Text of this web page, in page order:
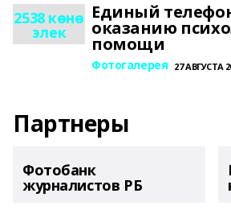
2538 көнө
элек
Единый
оказанию
помощи
Фотогалерея 27 АВГУСТА
Партнеры
Фотобанк
журналистов РБ